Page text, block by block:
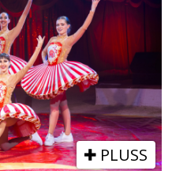
PLUSS